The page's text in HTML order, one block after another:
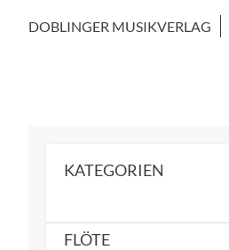
DOBLINGER MUSIKVERLAG
KATEGORIEN
FLÖTE